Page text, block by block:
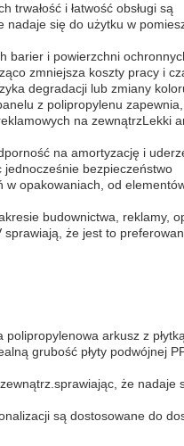
trwałość i łatwość obsługi są
nadaje się do użytku w
barier i powierzchni
zmniejsza koszty pracy i
degradacji lub zmiany
z polipropylenu
na zewnątrzLekki
na amortyzację i
jednocześnie bezpieczeństwo
w opakowaniach, od
budownictwa, reklamy,
sprawiają, że jest to
arkusz z
grubość płyty podwójnej
że nadaje
są dostosowane do